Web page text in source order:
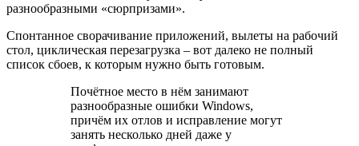
разнообразными «сюрпризами».
Спонтанное сворачивание приложений, вылеты на рабочий
стол, циклическая перезагрузка – вот далеко не полный
список сбоев, к которым нужно быть готовым.
Почётное место в нём занимают
разнообразные ошибки Windows,
причём их отлов и исправление могут
занять несколько дней даже у